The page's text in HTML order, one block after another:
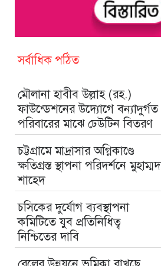
সর্বাধিক পঠিত
মৌলানা হাবীব উল্লাহ (রহ.)
ফাউন্ডেশনের উদ্যোগে বন্যাদুর্গত
পরিবারের মাঝে ঢেউটিন বিতরণ
চট্টগ্রামে মাদ্রাসার অগ্নিকাণ্ডে
ক্ষতিগ্রস্ত স্থাপনা পরিদর্শনে মুহাম্মদ
শাহেদ
চসিকের দুর্যোগ ব্যবস্থাপনা
কমিটিতে যুব প্রতিনিধিত্ব
নিশ্চিতের দাবি